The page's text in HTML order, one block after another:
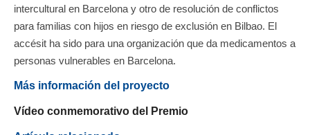
intercultural en Barcelona y otro de resolución de conflictos
para familias con hijos en riesgo de exclusión en Bilbao. El
accésit ha sido para una organización que da medicamentos a
personas vulnerables en Barcelona.
Más información del proyecto
Vídeo conmemorativo del Premio